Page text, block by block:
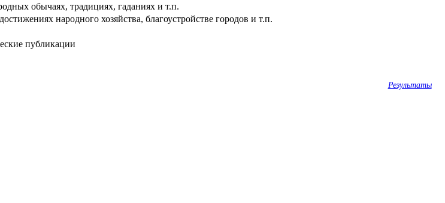
обычаях, традициях, гаданиях и т.п.
народного хозяйства, благоустройстве городов и т.п.
публикации
Результаты